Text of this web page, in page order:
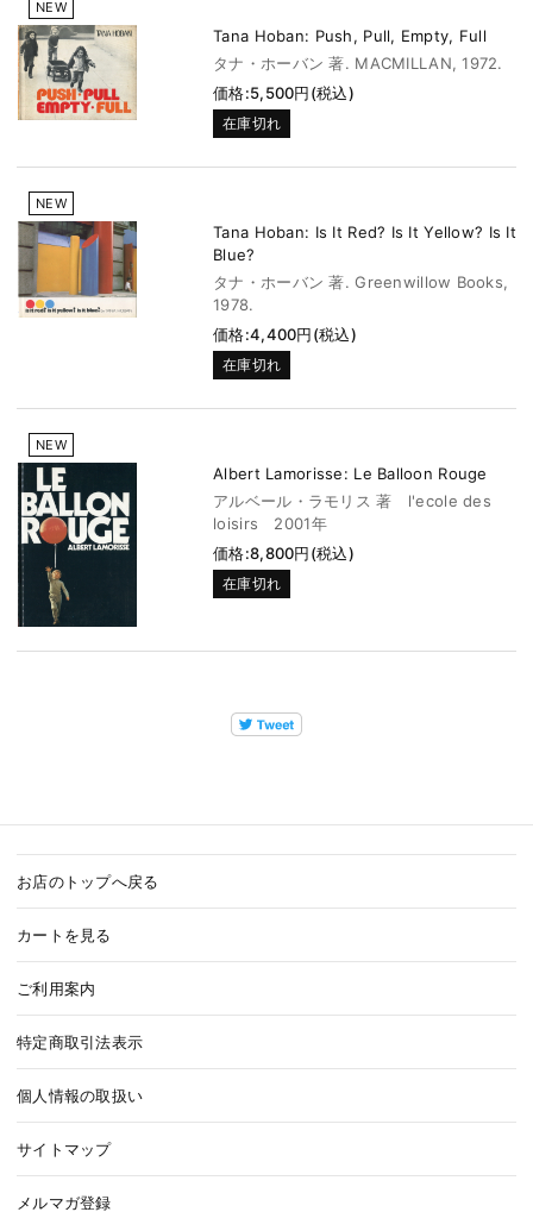
NEW
Tana Hoban: Push, Pull, Empty, Full
タナ・ホーバン 著. MACMILLAN, 1972.
価格:5,500円(税込)
在庫切れ
NEW
Tana Hoban: Is It Red? Is It Yellow? Is It
Blue?
タナ・ホーバン 著. Greenwillow Books,
1978.
価格:4,400円(税込)
在庫切れ
NEW
Albert Lamorisse: Le Balloon Rouge
アルベール・ラモリス 著 l'ecole des
loisirs 2001年
価格:8,800円(税込)
在庫切れ
お店のトップへ戻る
カートを見る
ご利用案内
特定商取引法表示
個人情報の取扱い
サイトマップ
メルマガ登録